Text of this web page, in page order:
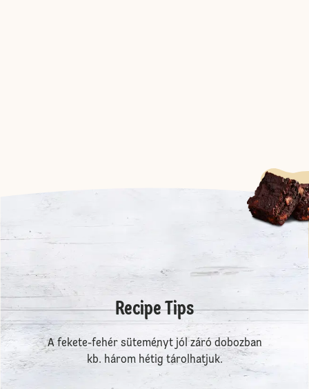
Recipe Tips
A fekete-fehér süteményt jól záró dobozban
kb. három hétig tárolhatjuk.